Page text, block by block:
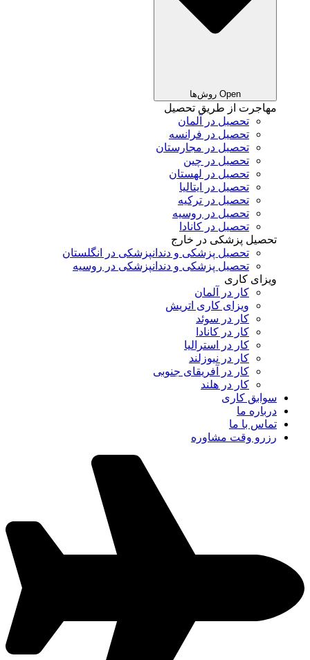
Open روش‌ها
مهاجرت از طریق تحصیل
تحصیل در آلمان
تحصیل در فرانسه
تحصیل در مجارستان
تحصیل در چین
تحصیل در لهستان
تحصیل در ایتالیا
تحصیل در ترکیه
تحصیل در روسیه
تحصیل در کانادا
تحصیل پزشکی در خارج
تحصیل پزشکی و دندانپزشکی در انگلستان
تحصیل پزشکی و دندانپزشکی در روسیه
ویزای کاری
کار در آلمان
ویزای کاری اتریش
کار در سوئد
کار در کانادا
کار در استرالیا
کار در نیوزلند
کار در آفریقای جنوبی
کار در هلند
سوابق کاری
درباره ما
تماس با ما
رزرو وقت مشاوره